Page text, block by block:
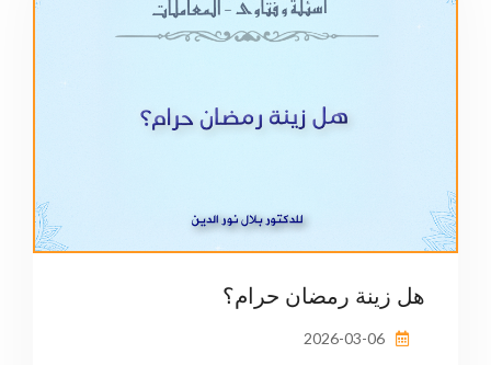
هل زينة رمضان حرام؟